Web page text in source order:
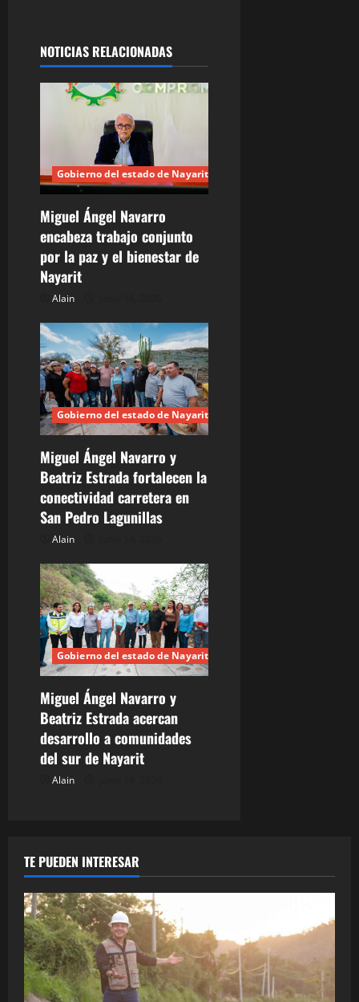
c
n
d
e
e
t
r
a
d
a
s
NOTICIAS RELACIONADAS
Gobierno del estado de Nayarit
Miguel Ángel Navarro
encabeza trabajo conjunto
por la paz y el bienestar de
Nayarit
Alain
Gobierno del estado de Nayarit
Miguel Ángel Navarro y
Beatriz Estrada fortalecen la
conectividad carretera en
San Pedro Lagunillas
Alain
Gobierno del estado de Nayarit
Miguel Ángel Navarro y
Beatriz Estrada acercan
desarrollo a comunidades
del sur de Nayarit
Alain
TE PUEDEN INTERESAR